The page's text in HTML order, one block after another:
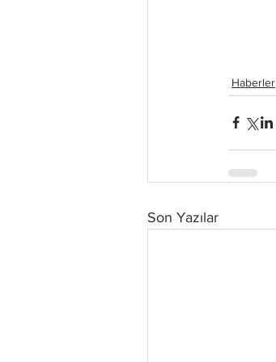
Haberler
Son Yazılar